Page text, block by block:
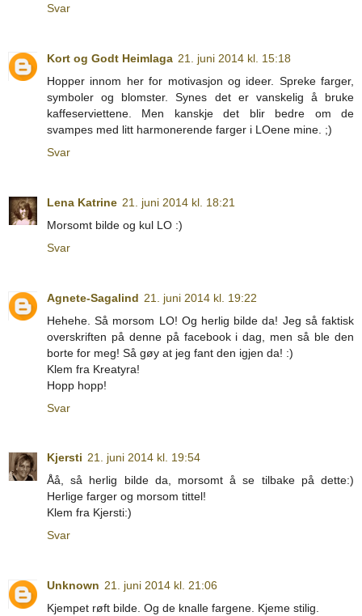
Svar
Kort og Godt Heimlaga 21. juni 2014 kl. 15:18
Hopper innom her for motivasjon og ideer. Spreke farger,
symboler og blomster. Synes det er vanskelig å bruke
kaffeserviettene. Men kanskje det blir bedre om de
svampes med litt harmonerende farger i LOene mine. ;)
Svar
Lena Katrine 21. juni 2014 kl. 18:21
Morsomt bilde og kul LO :)
Svar
Agnete-Sagalind 21. juni 2014 kl. 19:22
Hehehe. Så morsom LO! Og herlig bilde da! Jeg så faktisk
overskriften på denne på facebook i dag, men så ble den
borte for meg! Så gøy at jeg fant den igjen da! :)
Klem fra Kreatyra!
Hopp hopp!
Svar
Kjersti 21. juni 2014 kl. 19:54
Åå, så herlig bilde da, morsomt å se tilbake på dette:)
Herlige farger og morsom tittel!
Klem fra Kjersti:)
Svar
Unknown 21. juni 2014 kl. 21:06
Kjempet røft bilde. Og de knalle fargene. Kjeme stilig.